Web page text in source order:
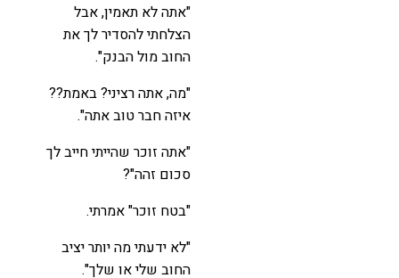
"אתה לא תאמין, אבל
הצלחתי להסדיר לך את
החוב מול הבנק".
"מה, אתה רציני? באמת??
איזה חבר טוב אתה".
"אתה זוכר שהייתי חייב לך
סכום זהה"?
"בטח זוכר" אמרתי.
"לא ידעתי מה יותר יציב
החוב שלי או שלך".